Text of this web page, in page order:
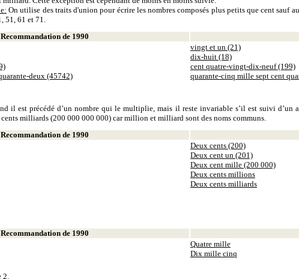
On utilise des traits d'union pour écrire les nombres composés plus petits que cent sauf
51, 61 et 71.
Recommandation de 1990
deux (45742)
vingt et un (21)
dix-huit (18)
cent quatre-vingt-dix-neuf (199)
quarante-cinq mille sept cent
il est précédé d’un nombre qui le multiplie, mais il reste invariable s’il est suivi
milliards (200 000 000 000) car million et milliard sont des noms communs.
Recommandation de 1990
Deux cents (200)
Deux cent un (201)
Deux cent mille (200 000)
Deux cents millions
Deux cents milliards
Recommandation de 1990
Quatre mille
Dix mille cinq
2.